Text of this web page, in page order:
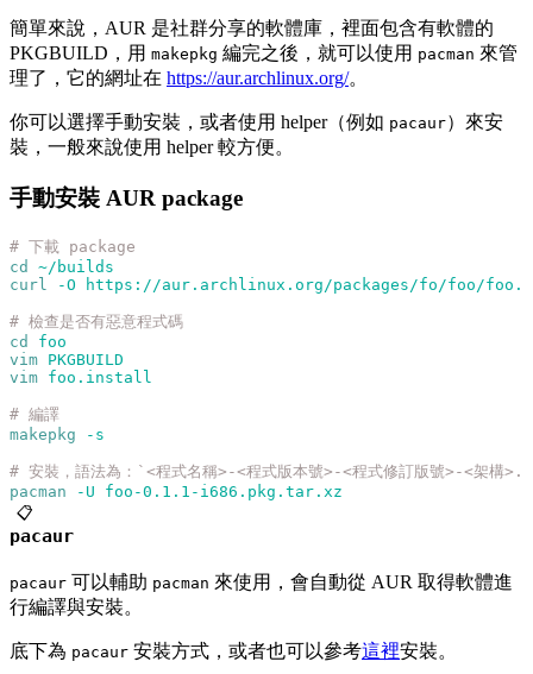
簡單來說，AUR 是社群分享的軟體庫，裡面包含有軟體的
PKGBUILD，用 makepkg 編完之後，就可以使用 pacman 來管
理了，它的網址在 https://aur.archlinux.org/。
你可以選擇手動安裝，或者使用 helper（例如 pacaur）來安
裝，一般來說使用 helper 較方便。
手動安裝 AUR package
# 下載 package
cd
~/builds
curl
-O https://aur.archlinux.org/packages/fo/foo/
# 檢查是否有惡意程式碼
cd
foo
vim PKGBUILD
vim foo.install
# 編譯
makepkg -s
# 安裝，語法為：`<程式名稱>-<程式版本號>-<程式修訂版號>-<架
pacman -U foo-0.1.1-i686.pkg.tar.xz
📋
pacaur
pacaur 可以輔助 pacman 來使用，會自動從 AUR 取得軟體進
行編譯與安裝。
底下為 pacaur 安裝方式，或者也可以參考這裡安裝。